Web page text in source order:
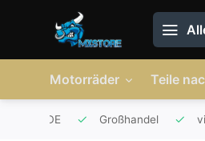
Motorräder Teile
und DE Großhandel